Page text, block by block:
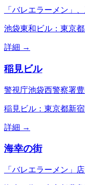
「バレエラーメン」
池袋東和ビル：東京
詳細 →
稲見ビル
警視庁池袋西警察署
稲見ビル：東京都新
詳細 →
海幸の街
「バレエラーメン」